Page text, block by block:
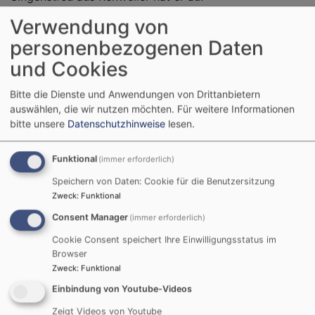
Die Schwestern der
Communität Casteller
Casteller Schlösschen
lebten und die
Sonntagsgottesdienste in
der Grafschaftskirche
mitfeierten, unterstützten
ihn dabei, das Abendmahl
Tagesfahrten brachte er der Gemeinde bedeutende
Kirchen und Orte näher. Oberhalb des Schlosses wurde
1981 hat die Orgelbaufirma Schmid aus Kaufbeuren
eine neue, viermanualige Orgel in das Gehäuse von
Verwendung von
personenbezogenen Daten
und Cookies
Bitte die Dienste und Anwendungen von Drittanbietern
auswählen, die wir nutzen möchten. Für weitere Informationen
bitte unsere Datenschutzhinweise lesen.
Funktional (immer erforderlich)
Speichern von Daten: Cookie für die Benutzersitzung
Zweck: Funktional
Consent Manager (immer erforderlich)
Cookie Consent speichert Ihre Einwilligungsstatus im
Browser
Zweck: Funktional
Einbindung von Youtube-Videos
Zeigt Videos von Youtube